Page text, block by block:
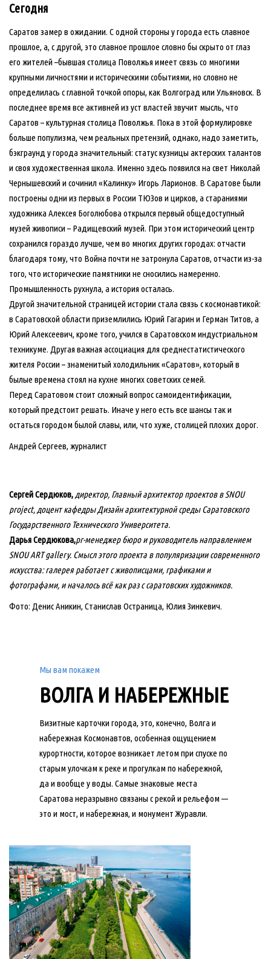
Сегодня
Саратов замер в ожидании. С одной стороны у города есть славное
прошлое, а, с другой, это славное прошлое словно бы скрыто от глаз
его жителей –бывшая столица Поволжья имеет связь со многими
крупными личностями и историческими событиями, но словно не
определилась с главной точкой опоры, как Волгоград или Ульяновск. В
последнее время все активней из уст властей звучит мысль, что
Саратов – культурная столица Поволжья. Пока в этой формулировке
больше популизма, чем реальных претензий, однако, надо заметить,
бэкграунд у города значительный: статус кузницы актерских талантов
и своя художественная школа. Именно здесь появился на свет Николай
Чернышевский и сочинил «Калинку» Игорь Ларионов. В Саратове были
построены одни из первых в России ТЮЗов и цирков, а стараниями
художника Алексея Боголюбова открылся первый общедоступный
музей живописи – Радищевский музей. При этом исторический центр
сохранился гораздо лучше, чем во многих других городах: отчасти
благодаря тому, что Война почти не затронула Саратов, отчасти из-за
того, что исторические памятники не сносились намеренно.
Промышленность рухнула, а история осталась.
Другой значительной страницей истории стала связь с космонавтикой:
в Саратовской области приземлились Юрий Гагарин и Герман Титов, а
Юрий Алексеевич, кроме того, учился в Саратовском индустриальном
техникуме. Другая важная ассоциация для среднестатистического
жителя России – знаменитый холодильник «Саратов», который в
былые времена стоял на кухне многих советских семей.
Перед Саратовом стоит сложный вопрос самоидентификации,
который предстоит решать. Иначе у него есть все шансы так и
остаться городом былой славы, или, что хуже, столицей плохих дорог.
Андрей Сергеев, журналист
Сергей Сердюков, директор, Главный архитектор проектов в SNOU
project, доцент кафедры Дизайн архитектурной среды Саратовского
Государственного Технического Университета.
Дарья Сердюкова,pr-менеджер бюро и руководитель направлением
SNOU ART gallery. Смысл этого проекта в популяризации современного
искусства: галерея работает с живописцами, графиками и
фотографами, и началось всё как раз с саратовских художников.
Фото: Денис Аникин, Станислав Остраница, Юлия Зинкевич.
Мы вам покажем
ВОЛГА И НАБЕРЕЖНЫЕ
Визитные карточки города, это, конечно, Волга и
набережная Космонавтов, особенная ощущением
курортности, которое возникает летом при спуске по
старым улочкам к реке и прогулкам по набережной,
да и вообще у воды. Самые знаковые места
Саратова неразрывно связаны с рекой и рельефом —
это и мост, и набережная, и монумент Журавли.